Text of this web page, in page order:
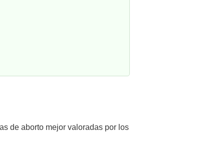
de aborto mejor valoradas por los